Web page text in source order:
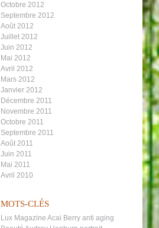
Octobre 2012
Septembre 2012
Août 2012
Juillet 2012
Juin 2012
Mai 2012
Avril 2012
Mars 2012
Janvier 2012
Décembre 2011
Novembre 2011
Octobre 2011
Septembre 2011
Août 2011
Juin 2011
Mai 2011
Avril 2010
MOTS-CLÉS
Lux Magazine Acai Berry anti aging